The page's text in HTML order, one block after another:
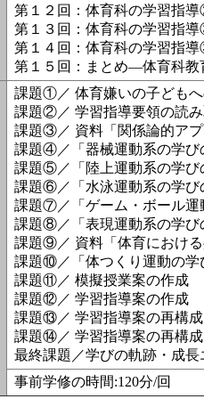
第１２回：体育科の学習指
第１３回：体育科の学習指
第１４回：体育科の学習指
第１５回：まとめ―体育科
課題①／ 体育嫌いの子どもへ
課題②／ 学習指導要領の読み
課題③／ 資料「関係論的ア
課題④／「器械運動系の学び
課題⑤／「陸上運動系の学び
課題⑥／「水泳運動系の学び
課題⑦／「ゲーム・ボール運
課題⑧／「表現運動系の学び
課題⑨／ 資料「体育におけ
課題⑩／「体つくり運動の学
課題⑪／ 模擬授業案の作成
課題⑫／ 学習指導案の作成
課題⑬／ 学習指導案の再構成
課題⑭／ 学習指導案の再構成
最終課題／学びの軌跡・成
事前学修の時間:120分/回